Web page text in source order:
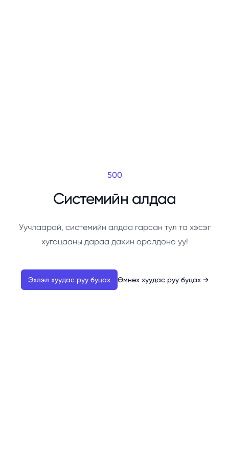
500
Системийн алдаа
Уучлаарай, системийн алдаа гарсан тул та хэсэг
хугацааны дараа дахин оролдоно уу!
Эхлэл хуудас руу буцах Өмнөх хуудас руу буцах →